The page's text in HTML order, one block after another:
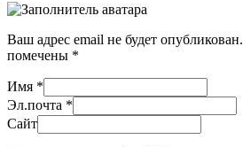
Ваш адрес email не будет опубликован.
помечены *
Имя *
Эл.почта *
Сайт